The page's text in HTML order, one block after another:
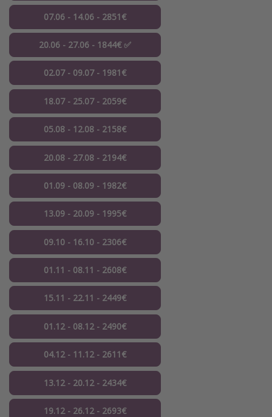
07.06 - 14.06 - 2851€
20.06 - 27.06 - 1844€ ✅
02.07 - 09.07 - 1981€
18.07 - 25.07 - 2059€
05.08 - 12.08 - 2158€
20.08 - 27.08 - 2194€
01.09 - 08.09 - 1982€
13.09 - 20.09 - 1995€
09.10 - 16.10 - 2306€
01.11 - 08.11 - 2608€
15.11 - 22.11 - 2449€
01.12 - 08.12 - 2490€
04.12 - 11.12 - 2611€
13.12 - 20.12 - 2434€
19.12 - 26.12 - 2693€